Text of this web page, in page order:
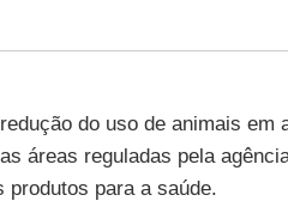
do uso de animais em
áreas reguladas pela
produtos para a saúde.